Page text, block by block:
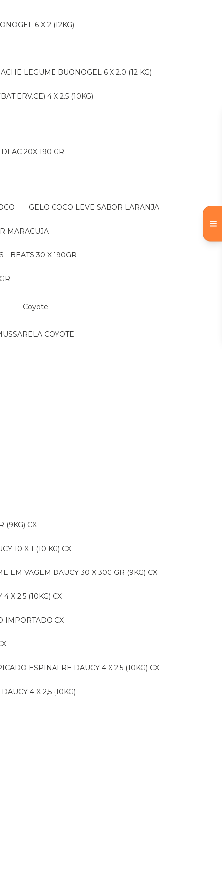
6 X 2 (12KG)
LEGUME BUONOGEL 6 X 2.0 (12 KG)
4 X 2.5 (10KG)
20X 190 GR
GELO COCO LEVE SABOR LARANJA
MARACUJA
- BEATS 30 X 190GR
Coyote
MUSSARELA COYOTE
(9KG) CX
10 X 1 (10 KG) CX
EM VAGEM DAUCY 30 X 300 GR (9KG) CX
4 X 2.5 (10KG) CX
IMPORTADO CX
PICADO ESPINAFRE DAUCY 4 X 2.5 (10KG) CX
4 X 2,5 (10KG)